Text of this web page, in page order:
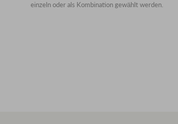
einzeln oder als Kombination gewählt werden.